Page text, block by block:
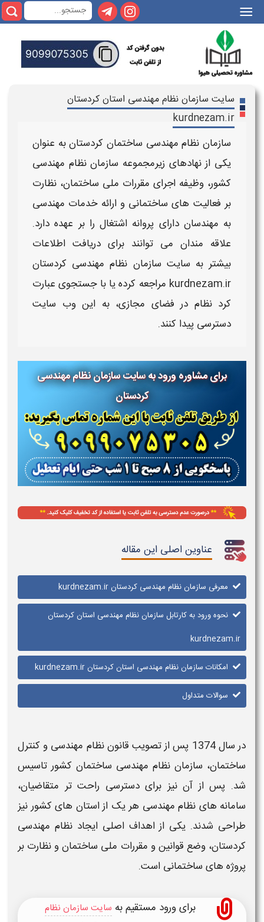
|||
سایت سازمان نظام مهندسی استان کردستان
kurdnezam.ir
سازمان نظام مهندسی ساختمان کردستانبه عنوان
یکی از نهادهای زیرمجموعه سازمان نظام مهندسی
کشور، وظیفه‌ اجرای مقررات ملی ساختمان، نظارت
بر فعالیت‌ های ساختمانی و ارائه خدمات مهندسی
به مهندسان دارای پروانه اشتغال را بر عهده دارد.
علاقه‌ مندان می‌ توانند برای دریافت اطلاعات
بیشتر به سایت سازمان نظام مهندسی کردستان
kurdnezam.ir مراجعه کرده یا با جستجوی عبارت
کرد نظام در فضای مجازی، به این وب‌ سایت
دسترسی پیدا کنند.
برای مشاوره ورود بهسایت سازمان نظام مهندسی
کردستان
عناوین اصلی این مقاله
معرفی سازمان نظام مهندسی کردستان kurdnezam.ir
نحوه ورود به کارتابل سازمان نظام مهندسی استان کردستان
kurdnezam.ir
امکانات سازمان نظام مهندسی استان کردستان kurdnezam.ir
سوالات متداول
در سال 1374 پس از تصویب قانون نظام مهندسی و کنترل
ساختمان، سازمان نظام مهندسی ساختمان کشورتاسیس
شد. پس از آن نیز برای دسترسی راحت تر متقاضیان،
سامانه های نظام مهندسی هر یک از استان های کشور نیز
طراحی شدند. یکی از اهداف اصلی ایجادنظام مهندسی
کردستان، وضع قوانین و مقررات ملی ساختمان و نظارت بر
پروژه های ساختمانی است.
برای ورود مستقیم به سایت سازمان نظام